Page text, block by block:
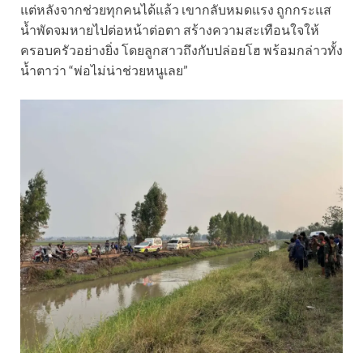
แต่หลังจากช่วยทุกคนได้แล้ว เขากลับหมดแรง ถูกกระแส
น้ำพัดจมหายไปต่อหน้าต่อตา สร้างความสะเทือนใจให้
ครอบครัวอย่างยิ่ง โดยลูกสาวถึงกับปล่อยโฮ พร้อมกล่าวทั้ง
น้ำตาว่า “พ่อไม่น่าช่วยหนูเลย”